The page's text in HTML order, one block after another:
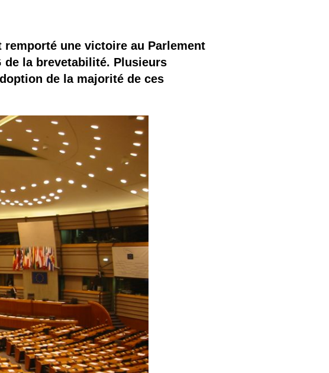
OGM ?
une victoire au Parlement
de la brevetabilité. Plusieurs
de la majorité de ces